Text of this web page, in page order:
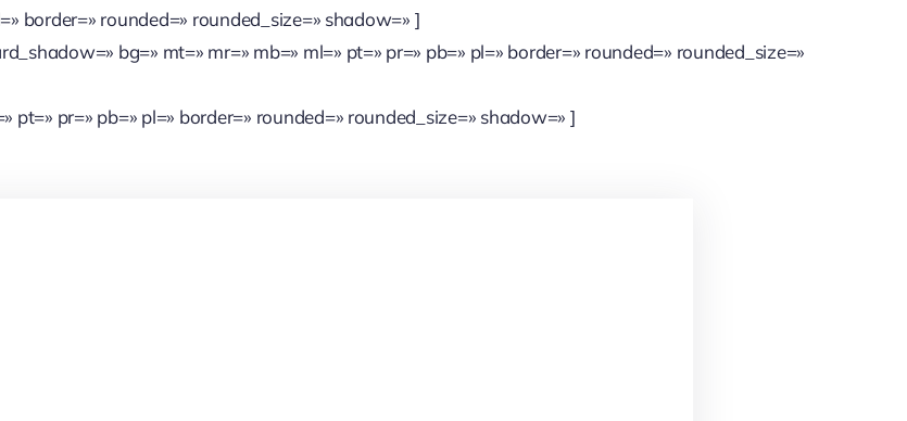
border=» rounded=» rounded_size=» shadow=» ]
bg=» mt=» mr=» mb=» ml=» pt=» pr=» pb=» pl=» border=» rounded=» rounded_size=»
pt=» pr=» pb=» pl=» border=» rounded=» rounded_size=» shadow=» ]